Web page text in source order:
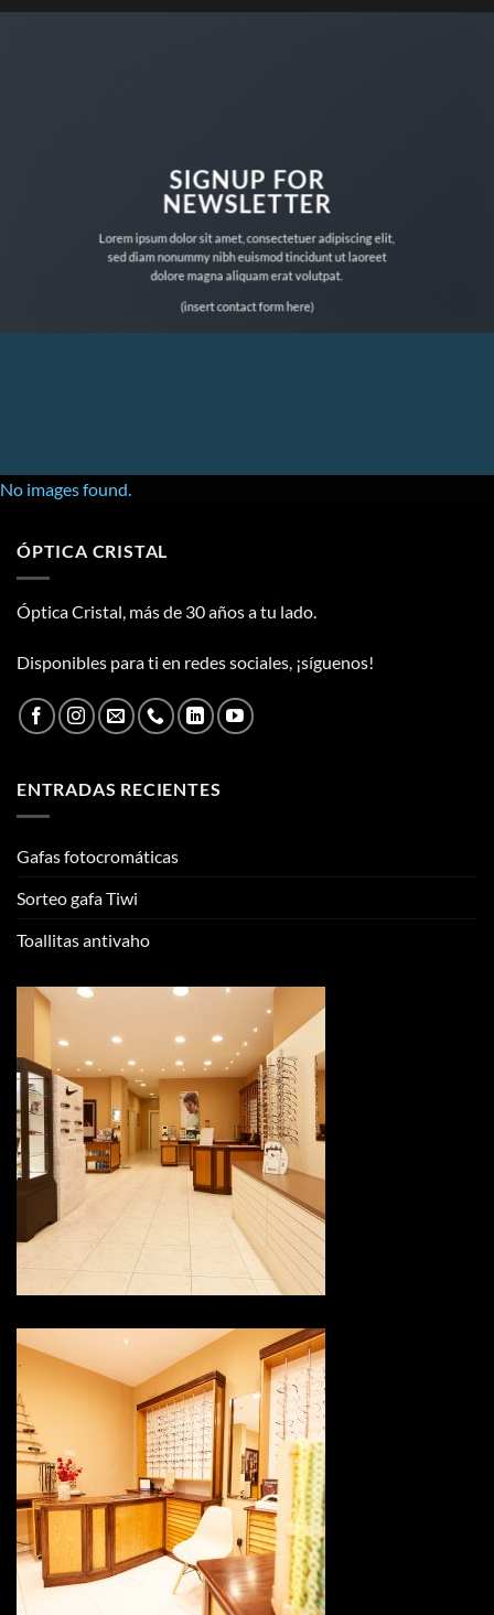
Lorem ipsum dolor sit amet, consectetuer adipiscing elit, sed diam
SHOP WOMEN
SIGNUP FOR
NEWSLETTER
Lorem ipsum dolor sit amet, consectetuer adipiscing elit,
sed diam nonummy nibh euismod tincidunt ut laoreet
dolore magna aliquam erat volutpat.
(insert contact form here)
No images found.
ÓPTICA CRISTAL
Óptica Cristal, más de 30 años a tu lado.
Disponibles para ti en redes sociales, ¡síguenos!
ENTRADAS RECIENTES
Gafas fotocromáticas
Sorteo gafa Tiwi
Toallitas antivaho